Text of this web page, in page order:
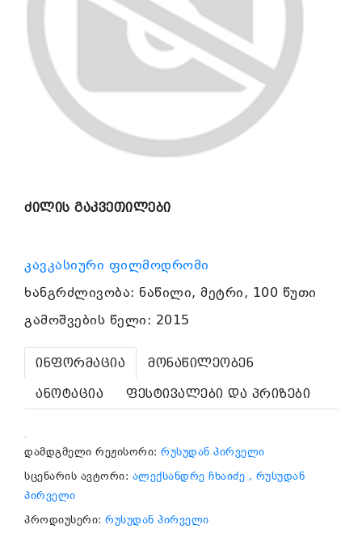
ძილის გაკვეთილები
კავკასიური ფილმოდრომი
ხანგრძლივობა: ნაწილი, მეტრი, 100 წუთი
გამოშვების წელი: 2015
ინფორმაცია
მონაწილეობენ
ანოტაცია
ფესტივალები და პრიზები
.
დამდგმელი რეჟისორი: რუსუდან პირველი
სცენარის ავტორი: ალექსანდრე ჩხაიძე , რუსუდან
პირველი
პროდიუსერი: რუსუდან პირველი